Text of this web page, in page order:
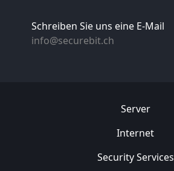
Schreiben Sie uns eine E-Mail
info@securebit.ch
Server
Internet
Security Services